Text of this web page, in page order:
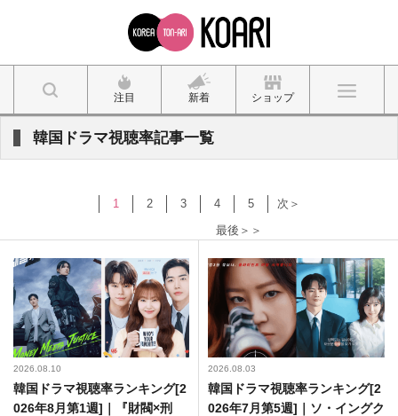
注目 新着 ショップ
韓国ドラマ視聴率記事一覧
1 2 3 4 5
次＞
最後＞＞
2026.08.10
韓国ドラマ視聴率ランキング[2
026年8月第1週]｜『財閥×刑
2026.08.03
韓国ドラマ視聴率ランキング[2
026年7月第5週]｜ソ・イングク